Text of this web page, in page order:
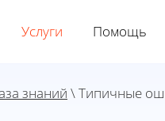
Услуги Помощь
знаний \ Типичные